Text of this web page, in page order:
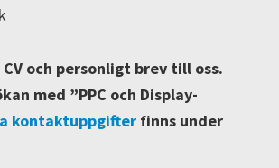
och personligt brev till oss.
med ”PPC och Display-
kontaktuppgifter finns under